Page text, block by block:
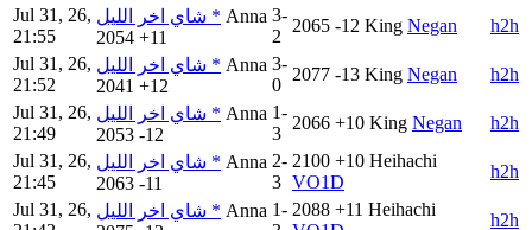
Jul 31, 26,
21:55
شاي اخر الليل * Anna
2054 +11
3-
2
2065 -12 King Negan
h2h
Jul 31, 26,
21:52
شاي اخر الليل * Anna
2041 +12
3-
0
2077 -13 King Negan
h2h
Jul 31, 26,
21:49
شاي اخر الليل * Anna
2053 -12
1-
3
2066 +10 King Negan
h2h
Jul 31, 26,
21:45
شاي اخر الليل * Anna
2063 -11
2-
3
2100 +10 Heihachi
VO1D
h2h
Jul 31, 26,
شاي اخر الليل * Anna 1- 2088 +11 Heihachi
h2h